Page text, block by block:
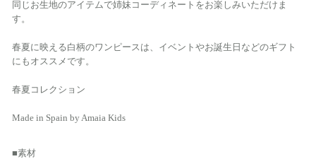
同じお生地のアイテムで姉妹コーディネートをお楽しみいただけま
す。
春夏に映える白柄のワンピースは、イベントやお誕生日などのギフト
にもオススメです。
春夏コレクション
Made in Spain by Amaia Kids
■素材